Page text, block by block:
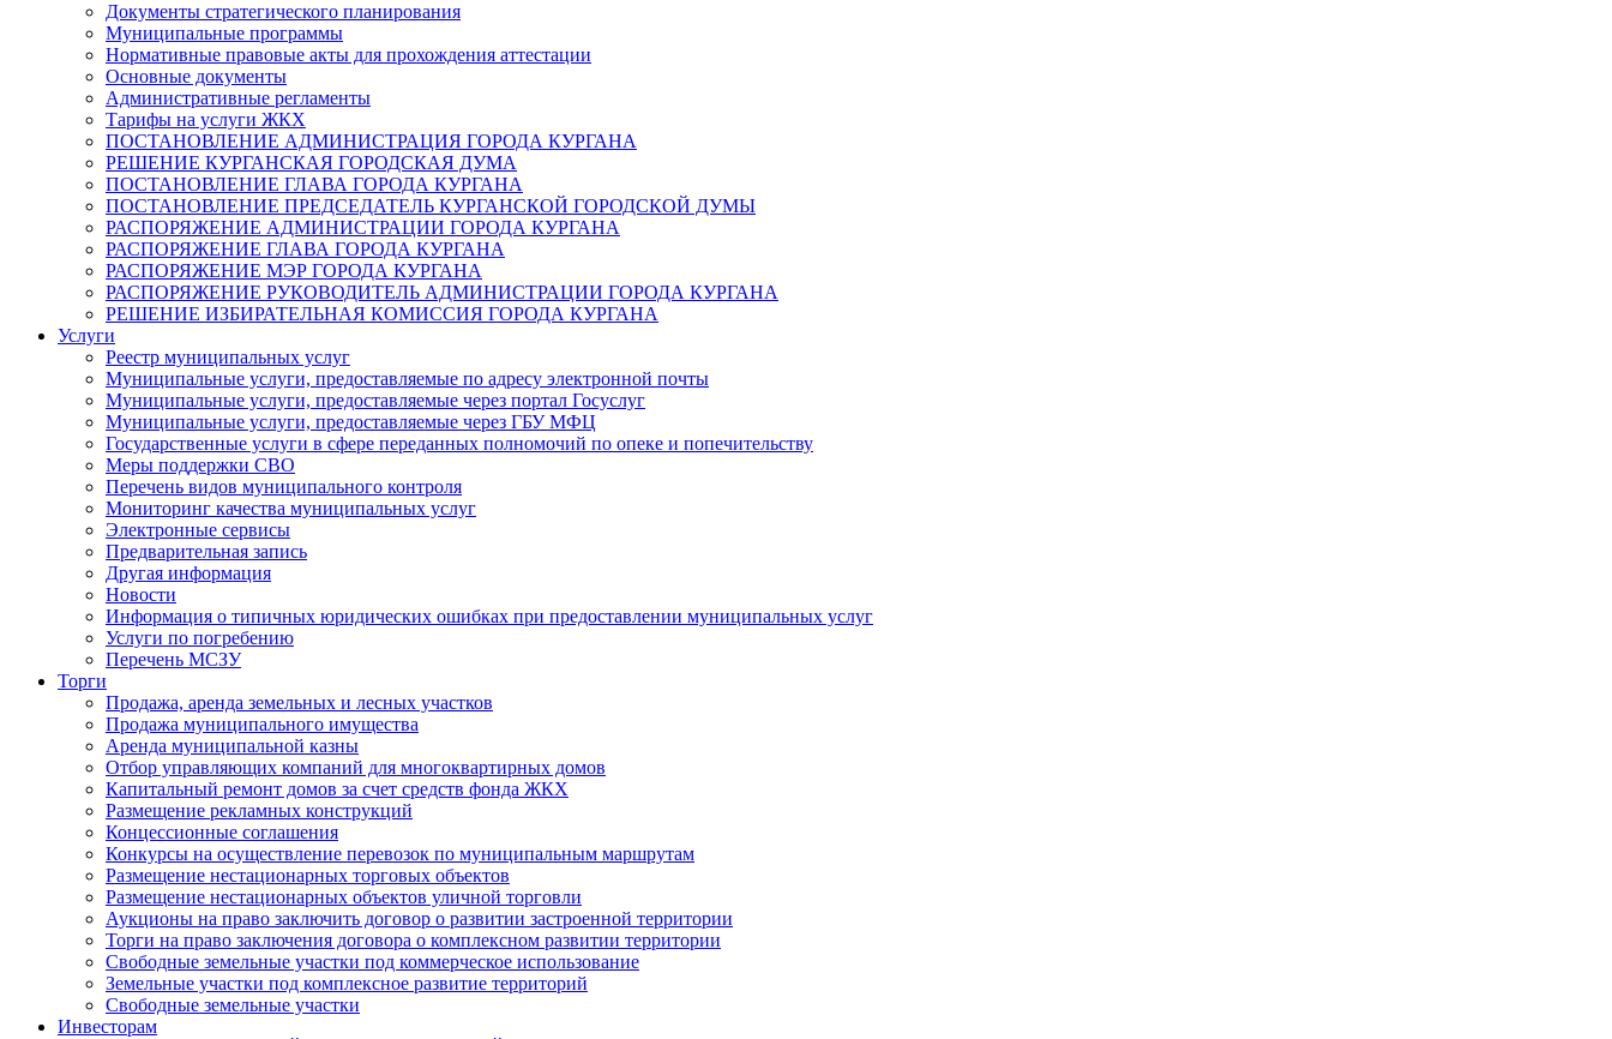
Документы стратегического планирования
Муниципальные программы
Нормативные правовые акты для прохождения аттестации
Основные документы
Административные регламенты
Тарифы на услуги ЖКХ
ПОСТАНОВЛЕНИЕ АДМИНИСТРАЦИЯ ГОРОДА КУРГАНА
РЕШЕНИЕ КУРГАНСКАЯ ГОРОДСКАЯ ДУМА
ПОСТАНОВЛЕНИЕ ГЛАВА ГОРОДА КУРГАНА
ПОСТАНОВЛЕНИЕ ПРЕДСЕДАТЕЛЬ КУРГАНСКОЙ ГОРОДСКОЙ ДУМЫ
РАСПОРЯЖЕНИЕ АДМИНИСТРАЦИИ ГОРОДА КУРГАНА
РАСПОРЯЖЕНИЕ ГЛАВА ГОРОДА КУРГАНА
РАСПОРЯЖЕНИЕ МЭР ГОРОДА КУРГАНА
РАСПОРЯЖЕНИЕ РУКОВОДИТЕЛЬ АДМИНИСТРАЦИИ ГОРОДА КУРГАНА
РЕШЕНИЕ ИЗБИРАТЕЛЬНАЯ КОМИССИЯ ГОРОДА КУРГАНА
Услуги
Реестр муниципальных услуг
Муниципальные услуги, предоставляемые по адресу электронной почты
Муниципальные услуги, предоставляемые через портал Госуслуг
Муниципальные услуги, предоставляемые через ГБУ МФЦ
Государственные услуги в сфере переданных полномочий по опеке и попечительству
Меры поддержки СВО
Перечень видов муниципального контроля
Мониторинг качества муниципальных услуг
Электронные сервисы
Предварительная запись
Другая информация
Новости
Информация о типичных юридических ошибках при предоставлении муниципальных услуг
Услуги по погребению
Перечень МСЗУ
Торги
Продажа, аренда земельных и лесных участков
Продажа муниципального имущества
Аренда муниципальной казны
Отбор управляющих компаний для многоквартирных домов
Капитальный ремонт домов за счет средств фонда ЖКХ
Размещение рекламных конструкций
Концессионные соглашения
Конкурсы на осуществление перевозок по муниципальным маршрутам
Размещение нестационарных торговых объектов
Размещение нестационарных объектов уличной торговли
Аукционы на право заключить договор о развитии застроенной территории
Торги на право заключения договора о комплексном развитии территории
Свободные земельные участки под коммерческое использование
Земельные участки под комплексное развитие территорий
Свободные земельные участки
Инвесторам